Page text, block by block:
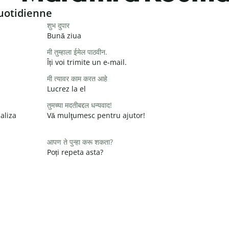
शुभ दुपार
Bună ziua
मी तुम्हाला ईमेल पाठवीन.
Îți voi trimite un e-mail.
मी त्यावर काम करत आहे
Lucrez la el
तुमच्या मदतीबद्दल धन्यवाद!
Vă mulţumesc pentru ajutor!
आपण ते पुन्हा करू शकता?
Poți repeta asta?